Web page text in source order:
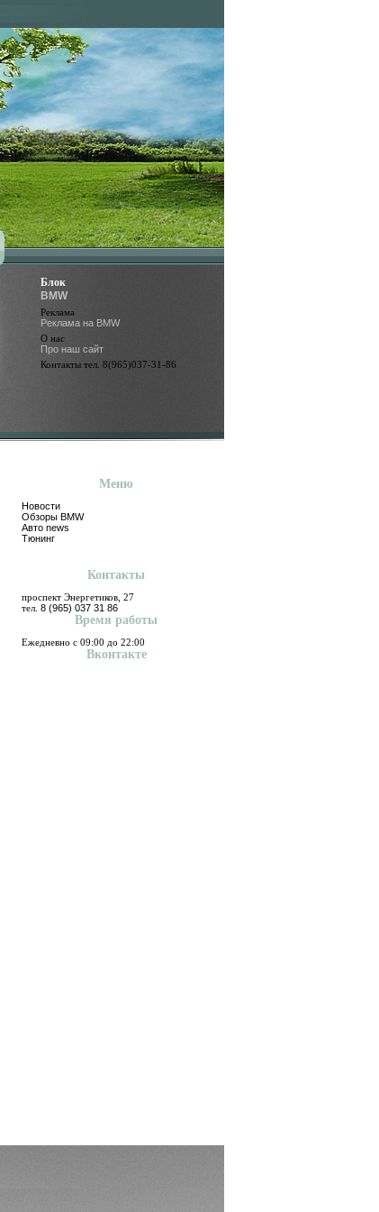
Блок
BMW
Реклама
Реклама на BMW
О нас
Про наш сайт
Контакты тел. 8(965)037-31-86
Меню
Новости
Обзоры BMW
Авто news
Тюнинг
Контакты
проспект Энергетиков, 27
тел. 8 (965) 037 31 86
Время работы
Ежедневно с 09:00 до 22:00
Вконтакте